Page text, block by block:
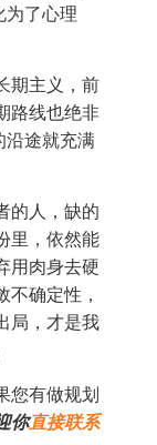
为了心理
期主义，前
路线也绝非
沿途就充满
的人，缺的
里，依然能
用肉身去硬
确定性，
局，才是我
您有做规划
你直接联系